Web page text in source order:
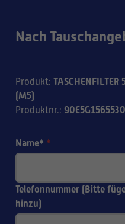
Nach
Produkt:
(M5)
Produktnr.:
Name* *
Telefonnummer (Bitte
hinzu)